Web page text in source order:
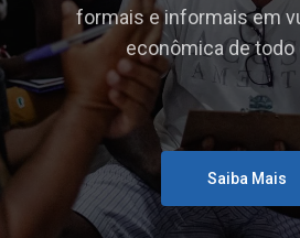
formais e informais em
econômica de todo
Saiba Mais